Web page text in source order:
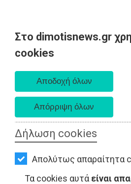
Στο dimotisnews.gr
cookies
Δήλωση cookies
Απολύτως απαραίτητα
Τα cookies αυτά είναι
AΡΧΙΚΗ
ΕΙΔΗΣΕΙΣ
ΠΟΛΙΤΙΚΗ
ΤΟΠΙΚΗ
ΑΥΤΟΔΙΟΙΚΗΣΗ
ΟΙΚΟΝΟΜΙΑ
ΑΘΛΗΤΙΣΜΟΣ